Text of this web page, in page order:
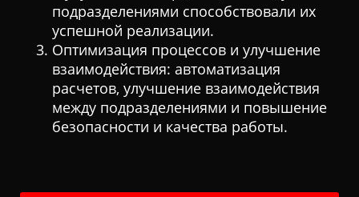
подразделениями способствовали их
успешной реализации.
Оптимизация процессов и улучшение
взаимодействия: автоматизация
расчетов, улучшение взаимодействия
между подразделениями и повышение
безопасности и качества работы.